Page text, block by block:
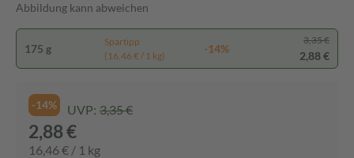
Abbildung kann abweichen
175 g
Spartipp
(16,46 € / 1 kg)
-14%
3,35 €
2,88 €
-14% UVP: 3,35 €
2,88 €
16,46 € / 1 kg